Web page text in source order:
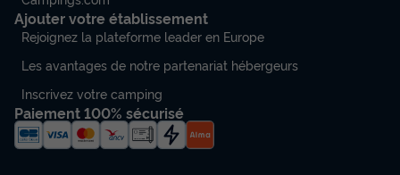
Ajouter votre établissement
Rejoignez la plateforme leader en Europe
Les avantages de notre partenariat hébergeurs
Inscrivez votre camping
Paiement 100% sécurisé